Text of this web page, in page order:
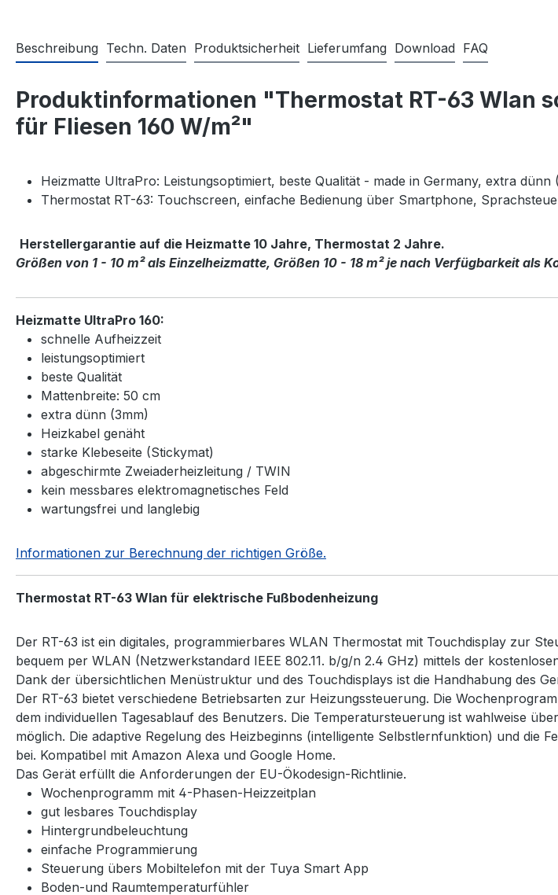
Beschreibung Techn. Daten Produktsicherheit Lieferumfang Download FAQ
Produktinformationen "Thermostat RT-63 Wlan
für Fliesen 160 W/m²"
Heizmatte UltraPro: Leistungsoptimiert, beste Qualität - made in Germany, extra
Thermostat RT-63: Touchscreen, einfache Bedienung über Smartphone,
Herstellergarantie auf die Heizmatte 10 Jahre, Thermostat 2 Jahre.
Größen von 1 - 10 m² als Einzelheizmatte, Größen 10 - 18 m² je nach Verfügbarkeit als
Heizmatte UltraPro 160:
schnelle Aufheizzeit
leistungsoptimiert
beste Qualität
Mattenbreite: 50 cm
extra dünn (3mm)
Heizkabel genäht
starke Klebeseite (Stickymat)
abgeschirmte Zweiaderheizleitung / TWIN
kein messbares elektromagnetisches Feld
wartungsfrei und langlebig
Informationen zur Berechnung der richtigen Größe.
Thermostat RT-63 Wlan für elektrische Fußbodenheizung
Der RT-63 ist ein digitales, programmierbares WLAN Thermostat mit Touchdisplay zur
bequem per WLAN (Netzwerkstandard IEEE 802.11. b/g/n 2.4 GHz) mittels der
Dank der übersichtlichen Menüstruktur und des Touchdisplays ist die Handhabung des
Der RT-63 bietet verschiedene Betriebsarten zur Heizungssteuerung. Die
dem individuellen Tagesablauf des Benutzers. Die Temperatursteuerung ist wahlweise
möglich. Die adaptive Regelung des Heizbeginns (intelligente Selbstlernfunktion) und
bei. Kompatibel mit Amazon Alexa und Google Home.
Das Gerät erfüllt die Anforderungen der EU-Ökodesign-Richtlinie.
Wochenprogramm mit 4-Phasen-Heizzeitplan
gut lesbares Touchdisplay
Hintergrundbeleuchtung
einfache Programmierung
Steuerung übers Mobiltelefon mit der Tuya Smart App
Boden-und Raumtemperaturfühler